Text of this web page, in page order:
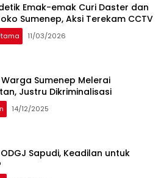
Emak-emak Curi Daster dan
Sumenep, Aksi Terekam CCTV
11/03/2026
Sumenep Melerai
Justru Dikriminalisasi
14/12/2025
Sapudi, Keadilan untuk